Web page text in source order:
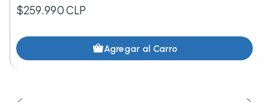
$259.990 CLP
Agregar al Carro